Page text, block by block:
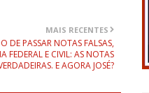
MAIS RECENTES
DE PASSAR NOTAS FALSAS,
FEDERAL E CIVIL: AS NOTAS
E AGORA JOSÉ?